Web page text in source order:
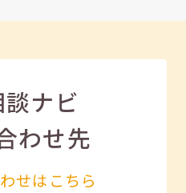
ナビ
わせ先
せはこちら